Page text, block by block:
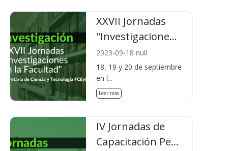
XXVII Jornadas
"Investigacione...
2023-09-18 null
18, 19 y 20 de septiembre
en l...
Leer más
IV Jornadas de
Capacitación Pe...